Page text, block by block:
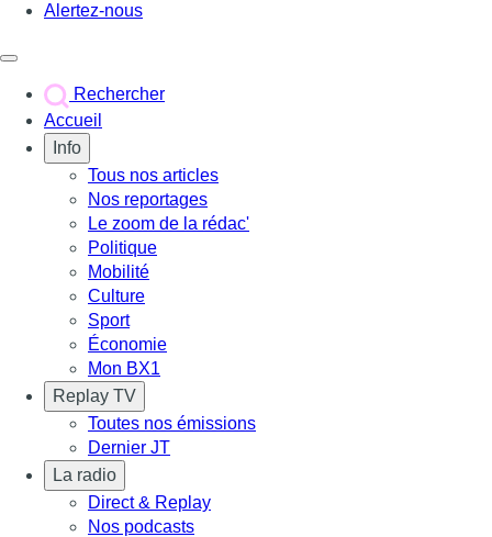
Alertez-nous
Rechercher
Accueil
Info
Tous nos articles
Nos reportages
Le zoom de la rédac'
Politique
Mobilité
Culture
Sport
Économie
Mon BX1
Replay TV
Toutes nos émissions
Dernier JT
La radio
Direct & Replay
Nos podcasts